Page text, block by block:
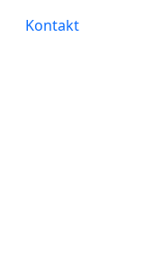
Kontakt